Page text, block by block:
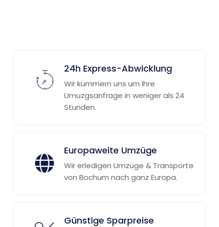
24h Express-Abwicklung
Wir kümmern uns um Ihre
Umuzgsanfrage in weniger als 24
Stunden.
Europaweite Umzüge
Wir erledigen Umzüge & Transporte
von Bochum nach ganz Europa.
Günstige Sparpreise